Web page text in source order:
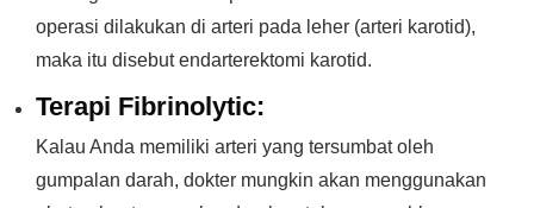
operasi dilakukan di arteri pada leher (arteri karotid),
maka itu disebut endarterektomi karotid.
Terapi Fibrinolytic:
Kalau Anda memiliki arteri yang tersumbat oleh
gumpalan darah, dokter mungkin akan menggunakan